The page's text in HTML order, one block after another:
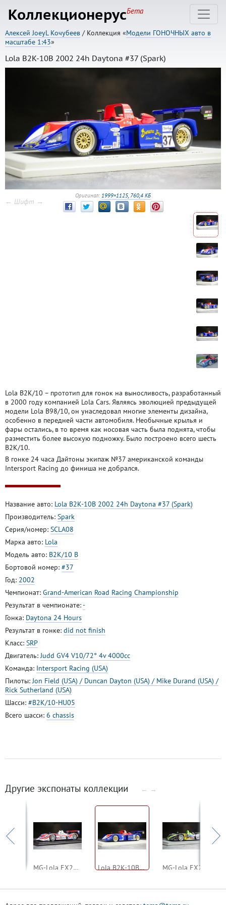
КоллекционерусБета
Алексей JoeyL Кочубеев / Коллекция «Модели ГОНОЧНЫХ авто в
масштабе 1:43»
Lola B2K-10B 2002 24h Daytona #37 (Spark)
Оригинал: 1999×1125, 760,4 КБ
← Шифт →
Lola B2K/10 – прототип для гонок на выносливость, разработанный
в 2000 году компанией Lola Cars. Являясь эволюцией предыдущей
модели Lola B98/10, он унаследовал многие элементы дизайна,
особенно в передней части автомобиля. Необычные крылья и
фары остались, в то время как носовая часть была поднята, чтобы
разместить более высокую подножку. Было построено всего шесть
B2K/10.
В гонке 24 часа Дайтоны экипаж №37 американской команды
Intersport Racing до финиша не добрался.
Название авто: Lola B2K-10B 2002 24h Daytona #37 (Spark)
Производитель: Spark
Серия/номер: SCLA08
Марка авто: Lola
Модель авто: B2K/10 B
Бортовой номер: #37
Год: 2002
Чемпионат: Grand-American Road Racing Championship
Результат в чемпионате:-
Гонка: Daytona 24 Hours
Результат в гонке: did not finish
Класс: SRP
Двигатель:Judd GV4 V10/72° 4v 4000cc
Команда: Intersport Racing (USA)
Пилоты:Jon Field (USA) / Duncan Dayton (USA) / Mike Durand (USA) /
Rick Sutherland (USA)
Шасси: #B2K/10-HU05
Всего шасси: 6 chassis
Другие экспонаты коллекции ← →
MG-Lola EX264 2005 24h Le Mans #25 (Spark) Lola B2K-10B 2002 24h Daytona #37 (Spark)